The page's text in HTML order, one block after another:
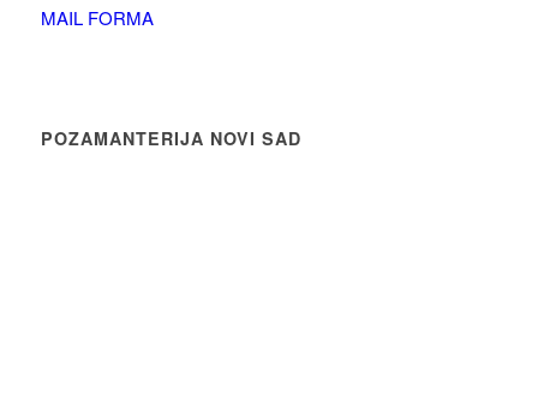
MAIL FORMA
POZAMANTERIJA NOVI SAD